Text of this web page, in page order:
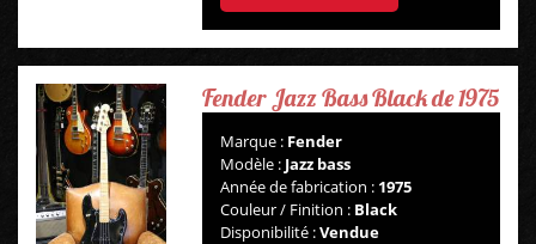
Fender Jazz Bass Black de 1975
Marque : Fender
Modèle : Jazz bass
Année de fabrication : 1975
Couleur / Finition : Black
Disponibilité :Vendue